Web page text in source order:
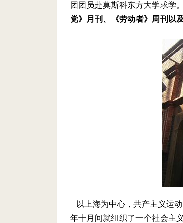
团团员赴莫斯科东方大学求学
党》月刊、《劳动者》周刊以
以上海为中心，共产主义运
年十月间就组织了一个社会主